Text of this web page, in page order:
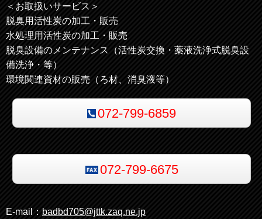
＜お取扱いサービス＞
脱臭用活性炭の加工・販売
水処理用活性炭の加工・販売
脱臭設備のメンテナンス（活性炭交換・薬液洗浄式脱臭設
備洗浄・等）
環境関連資材の販売（ろ材、消臭液等）
072-799-6859
072-799-6675
E-mail： badbd705@jttk.zaq.ne.jp